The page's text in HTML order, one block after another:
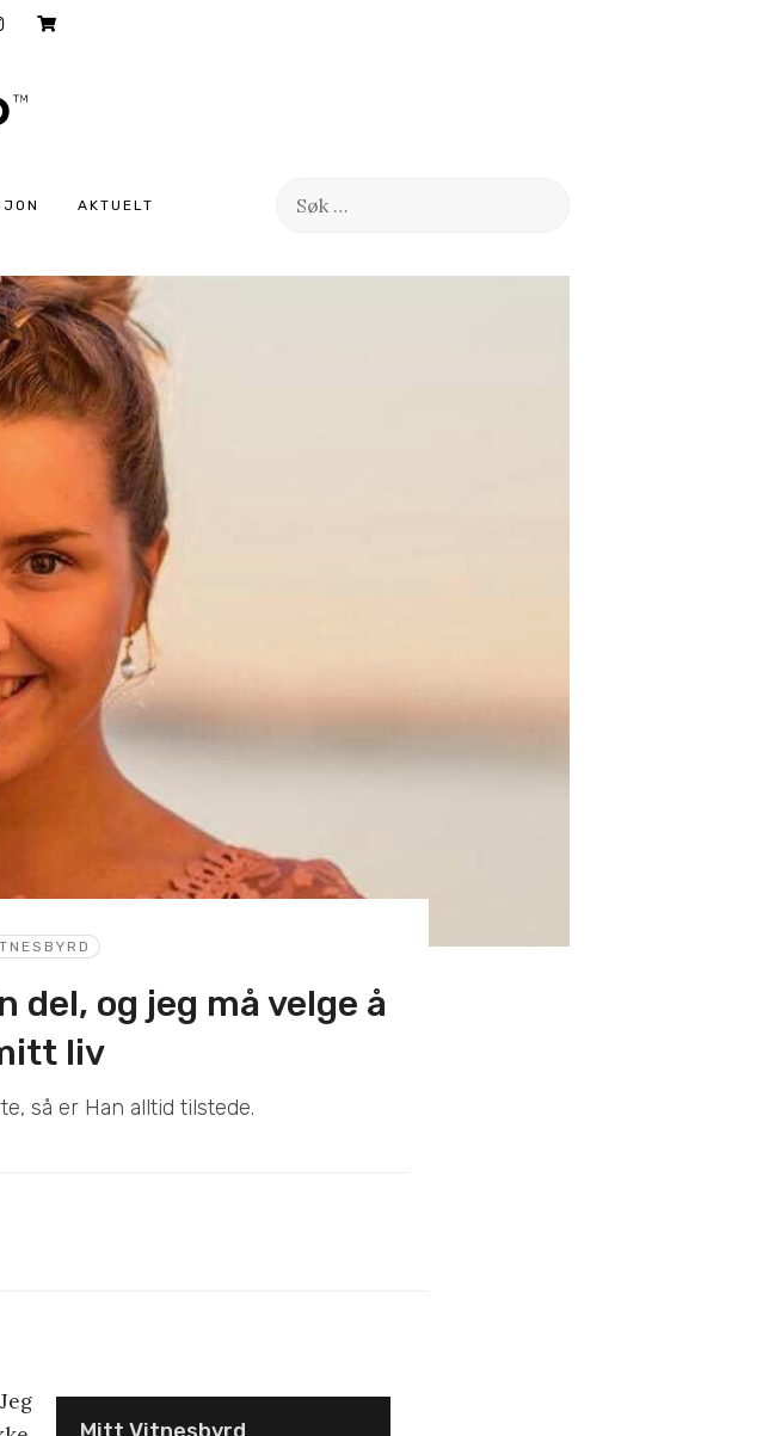
AKTUELT
Søk
del, og jeg må velge å
liv
så er Han alltid tilstede.